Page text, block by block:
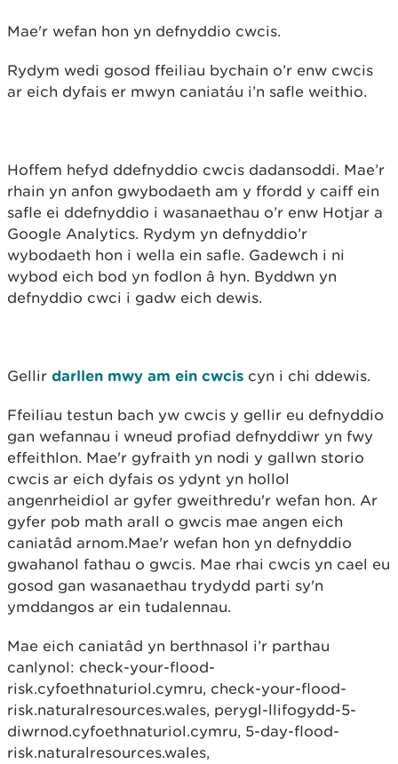
Mae'r wefan hon yn defnyddio cwcis.
Rydym wedi gosod ffeiliau bychain o’r enw cwcis
ar eich dyfais er mwyn caniatáu i’n safle weithio.
Hoffem hefyd ddefnyddio cwcis dadansoddi. Mae’r
rhain yn anfon gwybodaeth am y ffordd y caiff ein
safle ei ddefnyddio i wasanaethau o’r enw Hotjar a
Google Analytics. Rydym yn defnyddio’r
wybodaeth hon i wella ein safle. Gadewch i ni
wybod eich bod yn fodlon â hyn. Byddwn yn
defnyddio cwci i gadw eich dewis.
Gellir darllen mwy am ein cwcis cyn i chi ddewis.
Ffeiliau testun bach yw cwcis y gellir eu defnyddio
gan wefannau i wneud profiad defnyddiwr yn fwy
effeithlon. Mae'r gyfraith yn nodi y gallwn storio
cwcis ar eich dyfais os ydynt yn hollol
angenrheidiol ar gyfer gweithredu'r wefan hon. Ar
gyfer pob math arall o gwcis mae angen eich
caniatâd arnom.Mae'r wefan hon yn defnyddio
gwahanol fathau o gwcis. Mae rhai cwcis yn cael eu
gosod gan wasanaethau trydydd parti sy'n
ymddangos ar ein tudalennau.
Mae eich caniatâd yn berthnasol i’r parthau
canlynol: check-your-flood-
risk.cyfoethnaturiol.cymru, check-your-flood-
risk.naturalresources.wales, perygl-llifogydd-5-
diwrnod.cyfoethnaturiol.cymru, 5-day-flood-
risk.naturalresources.wales,